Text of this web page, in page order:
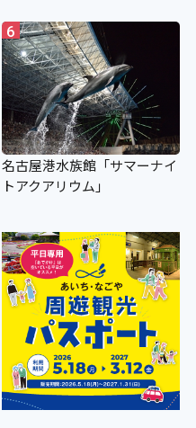
6
名古屋港水族館「サマーナイ
トアクアリウム」